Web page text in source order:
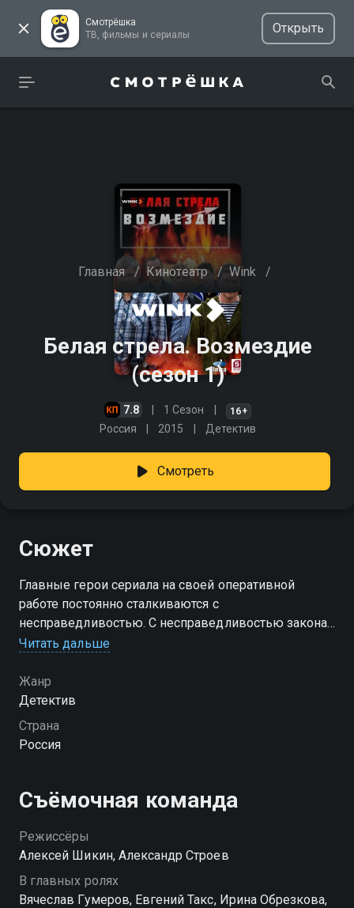
Смотрёшка
ТВ, фильмы и сериалы
Открыть
Главная / Кинотеатр / Wink /
Белая стрела. Возмездие
(сезон 1)
7.8 1 Сезон 16+
Россия 2015 Детектив
Смотреть
Сюжет
Главные герои сериала на своей оперативной
работе постоянно сталкиваются с
несправедливостью. С несправедливостью закона,
которому они служат. Уходят от наказания
неотмщённые жертвы вопиют в могилах,
выжившие потерпевшие теряют веру в
справедливость. Для чего тогда нужна настоящая
мужская работа, работа оперативника? Не спать
выпускали их на свободу в зале суда? Фемида
должна быть беспристрастной, но не слепой! Наши
герои по-новому смотрят на своё предназначение.
Пусть дверцы клетки правосудия не могут
герои умеют стрелять и влёт.
Читать дальше
Жанр
Детектив
Страна
Россия
Съёмочная команда
Режиссёры
Алексей Шикин, Александр Строев
В главных ролях
Вячеслав Гумеров, Евгений Такс, Ирина Обрезкова,